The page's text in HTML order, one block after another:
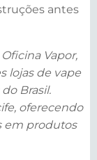
antes
Vapor,
lojas de vape
Brasil.
oferecendo
em produtos